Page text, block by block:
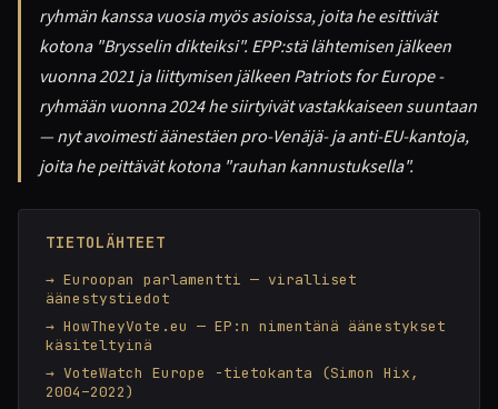
ryhmän kanssa vuosia myös asioissa, joita he esittivät
kotona "Brysselin dikteiksi". EPP:stä lähtemisen jälkeen
vuonna 2021 ja liittymisen jälkeen Patriots for Europe -
ryhmään vuonna 2024 he siirtyivät vastakkaiseen suuntaan
— nyt avoimesti äänestäen pro-Venäjä- ja anti-EU-kantoja,
joita he peittävät kotona "rauhan kannustuksella".
TIETOLÄHTEET
Euroopan parlamentti — viralliset
äänestystiedot
HowTheyVote.eu — EP:n nimentänä äänestykset
käsiteltyinä
VoteWatch Europe -tietokanta (Simon Hix,
2004–2022)